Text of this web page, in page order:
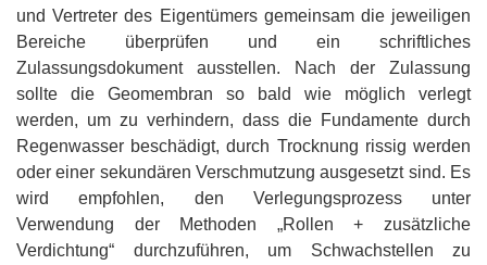
und Vertreter des Eigentümers gemeinsam die jeweiligen
Bereiche überprüfen und ein schriftliches
Zulassungsdokument ausstellen. Nach der Zulassung
sollte die Geomembran so bald wie möglich verlegt
werden, um zu verhindern, dass die Fundamente durch
Regenwasser beschädigt, durch Trocknung rissig werden
oder einer sekundären Verschmutzung ausgesetzt sind. Es
wird empfohlen, den Verlegungsprozess unter
Verwendung der Methoden „Rollen + zusätzliche
Verdichtung“ durchzuführen, um Schwachstellen zu